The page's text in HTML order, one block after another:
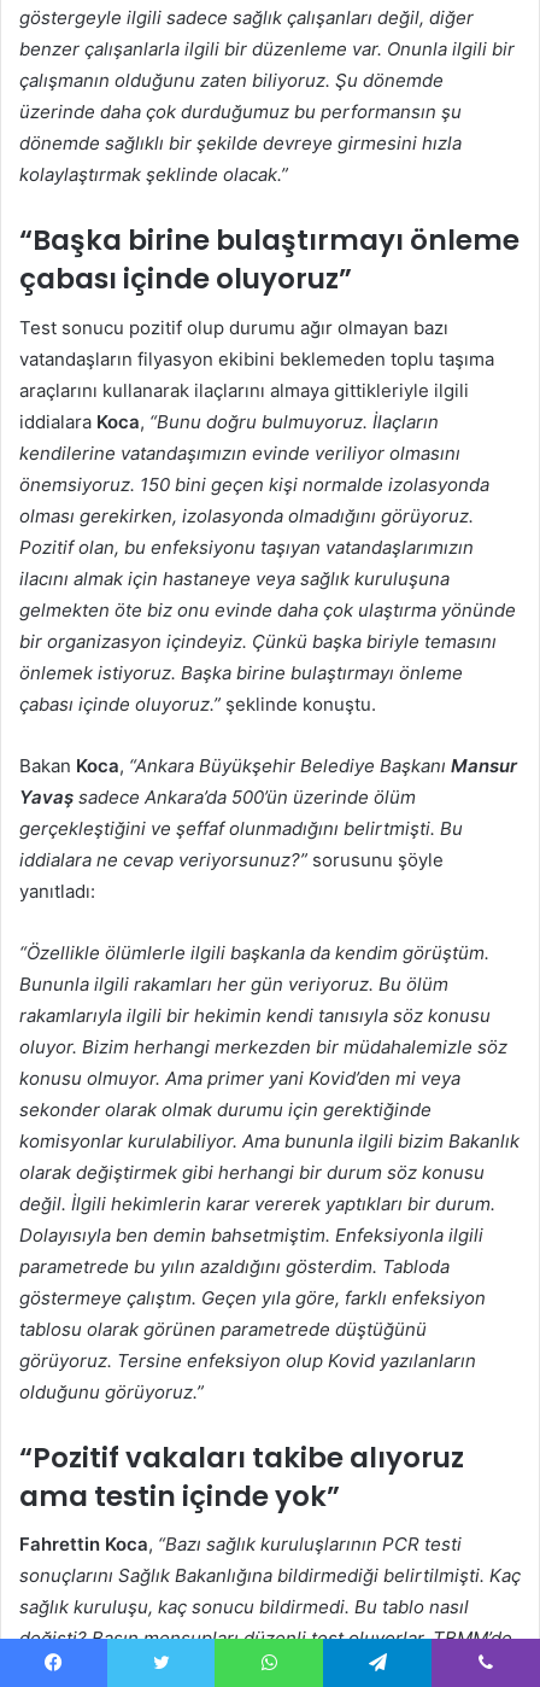
göstergeyle ilgili sadece sağlık çalışanları değil, diğer
benzer çalışanlarla ilgili bir düzenleme var. Onunla ilgili bir
çalışmanın olduğunu zaten biliyoruz. Şu dönemde
üzerinde daha çok durduğumuz bu performansın şu
dönemde sağlıklı bir şekilde devreye girmesini hızla
kolaylaştırmak şeklinde olacak.”
“Başka birine bulaştırmayı önleme
çabası içinde oluyoruz”
Test sonucu pozitif olup durumu ağır olmayan bazı
vatandaşların filyasyon ekibini beklemeden toplu taşıma
araçlarını kullanarak ilaçlarını almaya gittikleriyle ilgili
iddialara Koca, “Bunu doğru bulmuyoruz. İlaçların
kendilerine vatandaşımızın evinde veriliyor olmasını
önemsiyoruz. 150 bini geçen kişi normalde izolasyonda
olması gerekirken, izolasyonda olmadığını görüyoruz.
Pozitif olan, bu enfeksiyonu taşıyan vatandaşlarımızın
ilacını almak için hastaneye veya sağlık kuruluşuna
gelmekten öte biz onu evinde daha çok ulaştırma yönünde
bir organizasyon içindeyiz. Çünkü başka biriyle temasını
önlemek istiyoruz. Başka birine bulaştırmayı önleme
çabası içinde oluyoruz.” şeklinde konuştu.
Bakan Koca, “Ankara Büyükşehir Belediye Başkanı Mansur
Yavaş sadece Ankara’da 500’ün üzerinde ölüm
gerçekleştiğini ve şeffaf olunmadığını belirtmişti. Bu
iddialara ne cevap veriyorsunuz?” sorusunu şöyle
yanıtladı:
“Özellikle ölümlerle ilgili başkanla da kendim görüştüm.
Bununla ilgili rakamları her gün veriyoruz. Bu ölüm
rakamlarıyla ilgili bir hekimin kendi tanısıyla söz konusu
oluyor. Bizim herhangi merkezden bir müdahalemizle söz
konusu olmuyor. Ama primer yani Kovid’den mi veya
sekonder olarak olmak durumu için gerektiğinde
komisyonlar kurulabiliyor. Ama bununla ilgili bizim Bakanlık
olarak değiştirmek gibi herhangi bir durum söz konusu
değil. İlgili hekimlerin karar vererek yaptıkları bir durum.
Dolayısıyla ben demin bahsetmiştim. Enfeksiyonla ilgili
parametrede bu yılın azaldığını gösterdim. Tabloda
göstermeye çalıştım. Geçen yıla göre, farklı enfeksiyon
tablosu olarak görünen parametrede düştüğünü
görüyoruz. Tersine enfeksiyon olup Kovid yazılanların
olduğunu görüyoruz.”
“Pozitif vakaları takibe alıyoruz
ama testin içinde yok”
Fahrettin Koca, “Bazı sağlık kuruluşlarının PCR testi
sonuçlarını Sağlık Bakanlığına bildirmediği belirtilmişti. Kaç
sağlık kuruluşu, kaç sonucu bildirmedi. Bu tablo nasıl
değişti? Basın mensupları düzenli test oluyorlar, TBMM’de
ve Külliye’de testler yapılıyor. Bu testler buna dahil mi?”